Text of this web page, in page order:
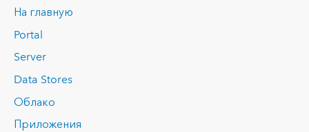
На главную
Portal
Server
Data Stores
Облако
Приложения